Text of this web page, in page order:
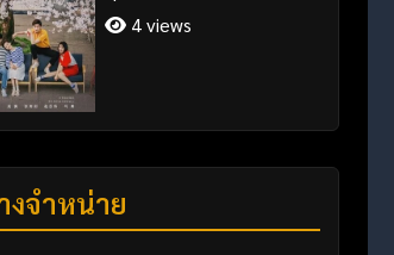
ที่ 1-35 จบ ซับไทย
4 views
งจำหน่าย